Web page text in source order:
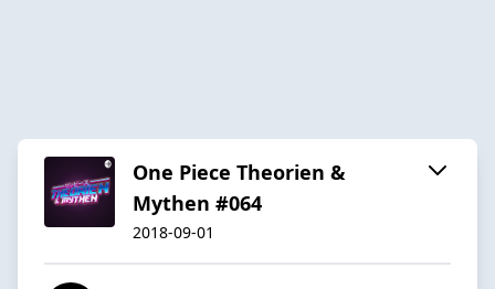
One Piece Theorien &
Mythen #064
2018-09-01